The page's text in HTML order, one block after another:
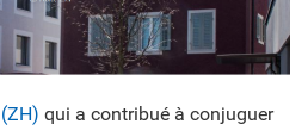
qui a contribué à conjuguer